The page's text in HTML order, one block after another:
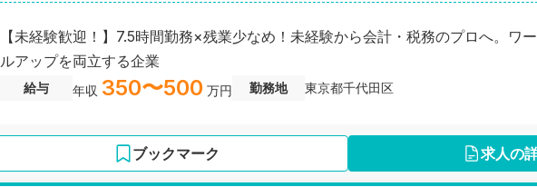
【未経験歓迎！】7.5時間勤務×残業少なめ！未経験から会計・税務のプロへ。ワ
ルアップを両立する企業
給与 年収 350〜500 万円 勤務地 東京都千代田区
ブックマーク 求人の